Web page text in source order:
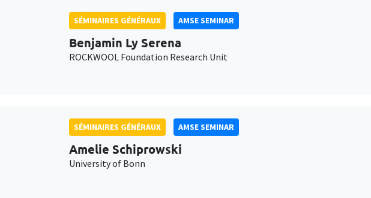
SÉMINAIRES GÉNÉRAUX AMSE SEMINAR
Benjamin Ly Serena
ROCKWOOL Foundation Research Unit
SÉMINAIRES GÉNÉRAUX AMSE SEMINAR
Amelie Schiprowski
University of Bonn